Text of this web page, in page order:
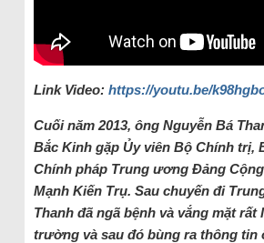
Link Video: https://youtu.be/
Cuối năm 2013, ông Nguyễn Bá
Bắc Kinh gặp Ủy viên Bộ Chính trị,
Chính pháp Trung ương Đảng
Mạnh Kiến Trụ. Sau chuyến đi
Thanh đã ngã bệnh và vắng mặt rất
trường và sau đóbùng ra thông tin